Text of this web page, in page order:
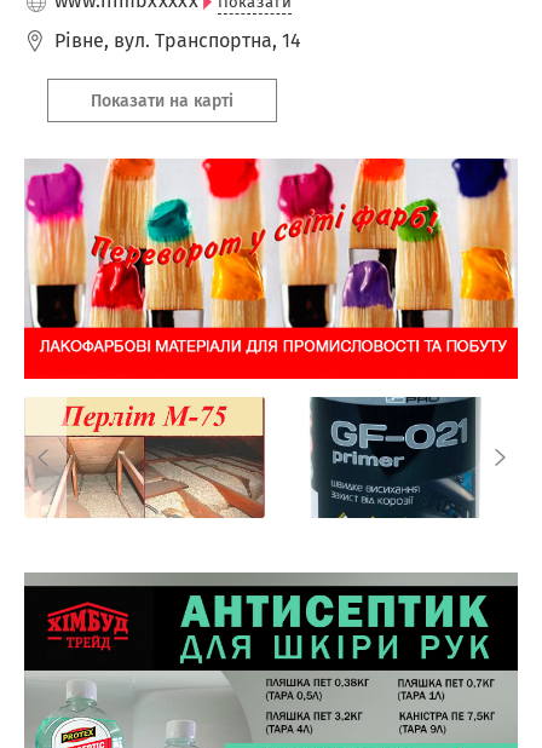
Рівне, вул. Транспортна, 14
Показати на карті